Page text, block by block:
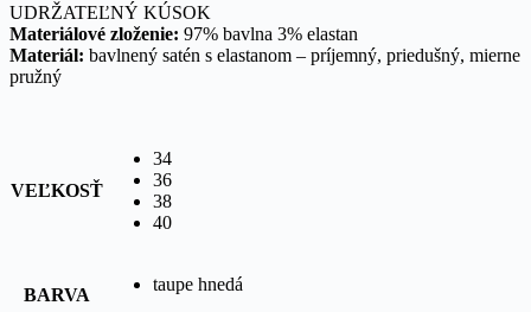
UDRŽATEĽNÝ KÚSOK
Materiálové zloženie: 97% bavlna 3% elastan
Materiál: bavlnený satén s elastanom – príjemný, priedušný, mierne
pružný
VEĽKOSŤ
34
36
38
40
BARVA
taupe hnedá